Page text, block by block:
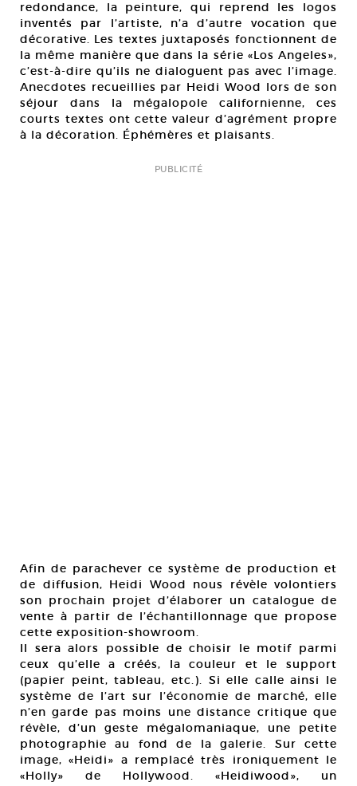
redondance, la peinture, qui reprend les logos
inventés par l’artiste, n’a d’autre vocation que
décorative. Les textes juxtaposés fonctionnent de
la même manière que dans la série «Los Angeles»,
c’est-à-dire qu’ils ne dialoguent pas avec l’image.
Anecdotes recueillies par Heidi Wood lors de son
séjour dans la mégalopole californienne, ces
courts textes ont cette valeur d’agrément propre
à la décoration. Éphémères et plaisants.
PUBLICITÉ
Afin de parachever ce système de production et
de diffusion, Heidi Wood nous révèle volontiers
son prochain projet d’élaborer un catalogue de
vente à partir de l’échantillonnage que propose
cette exposition-showroom.
Il sera alors possible de choisir le motif parmi
ceux qu’elle a créés, la couleur et le support
(papier peint, tableau, etc.). Si elle calle ainsi le
système de l’art sur l’économie de marché, elle
n’en garde pas moins une distance critique que
révèle, d’un geste mégalomaniaque, une petite
photographie au fond de la galerie. Sur cette
image, «Heidi» a remplacé très ironiquement le
«Holly» de Hollywood. «Heidiwood», un